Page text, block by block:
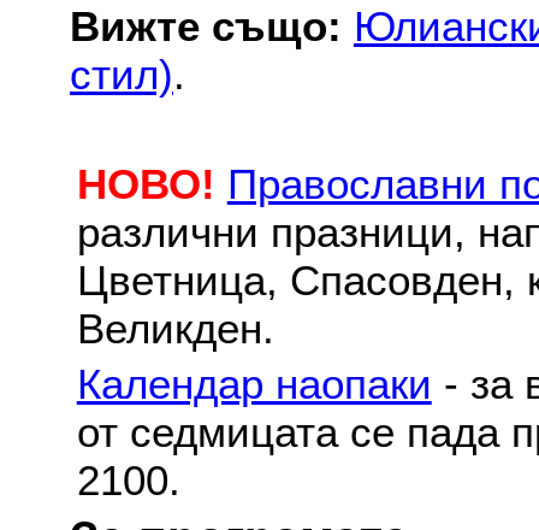
Вижте също:
стил).
НОВО! Православни
различни празници,
Цветница, Спасовден,
Великден.
Календар наопаки - за
от седмицата се пада
2100.